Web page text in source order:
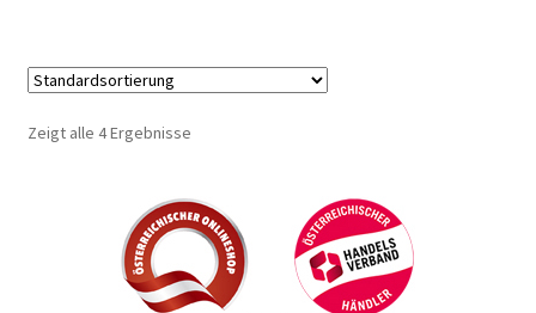
Zeigt alle 4 Ergebnisse